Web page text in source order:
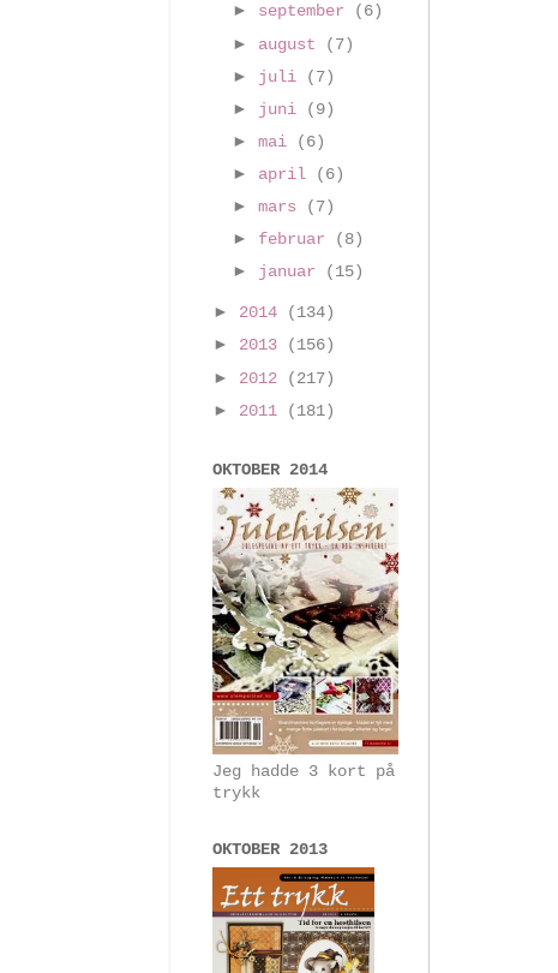
► september
(6)
► august
(7)
► juli
(7)
► juni
(9)
►mai
(6)
► april
(6)
►mars
(7)
► februar
(8)
► januar (15)
► 2014
(134)
► 2013
(156)
► 2012
(217)
► 2011 (181)
OKTOBER 2014
Jeg hadde 3 kort på
trykk
OKTOBER 2013